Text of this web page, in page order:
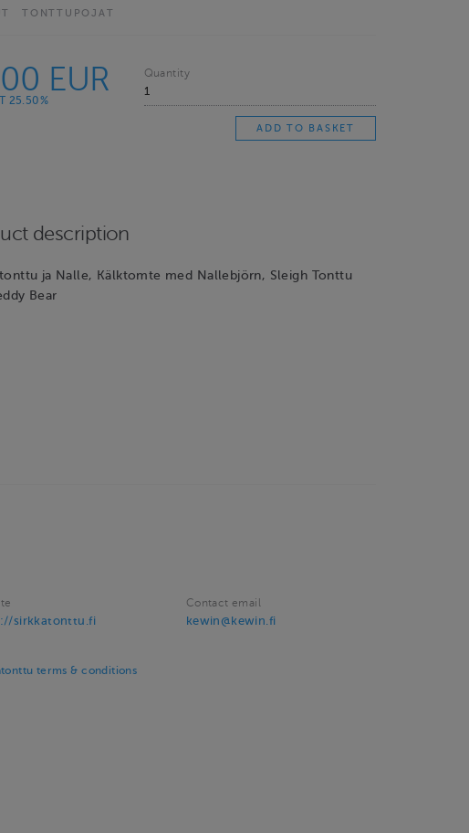
TONTTUPOJAT
EUR
25.50%
Quantity
description
ja Nalle, Kälktomte med Nallebjörn, Sleigh Tonttu
Bear
sirkkatonttu.fi
Contact email
kewin@kewin.fi
terms & conditions